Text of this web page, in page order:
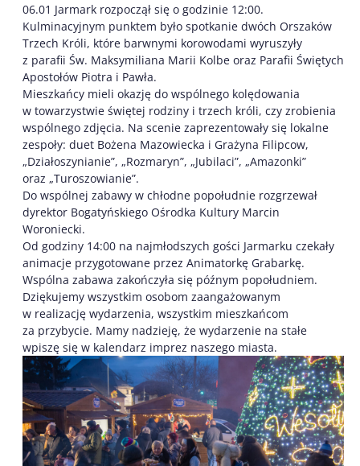
06.01 Jarmark rozpoczął się o godzinie 12:00.
Kulminacyjnym punktem było spotkanie dwóch Orszaków
Trzech Króli, które barwnymi korowodami wyruszyły
z parafii Św. Maksymiliana Marii Kolbe oraz Parafii Świętych
Apostołów Piotra i Pawła.
Mieszkańcy mieli okazję do wspólnego kolędowania
w towarzystwie świętej rodziny i trzech króli, czy zrobienia
wspólnego zdjęcia. Na scenie zaprezentowały się lokalne
zespoły: duet Bożena Mazowiecka i Grażyna Filipcow,
„Działoszynianie”, „Rozmaryn”, „Jubilaci”, „Amazonki”
oraz „Turoszowianie”.
Do wspólnej zabawy w chłodne popołudnie rozgrzewał
dyrektor Bogatyńskiego Ośrodka Kultury Marcin
Woroniecki.
Od godziny 14:00 na najmłodszych gości Jarmarku czekały
animacje przygotowane przez Animatorkę Grabarkę.
Wspólna zabawa zakończyła się późnym popołudniem.
Dziękujemy wszystkim osobom zaangażowanym
w realizację wydarzenia, wszystkim mieszkańcom
za przybycie. Mamy nadzieję, że wydarzenie na stałe
wpiszę się w kalendarz imprez naszego miasta.